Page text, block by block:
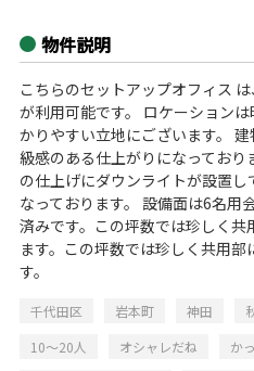
物件説明
こちらのセットアップオフィス
が利用可能です。 ロケーション
かりやすい立地にございます。
級感のある仕上がりになってお
の仕上げにダウンライトが設置
なっております。 設備面は6名用
済みです。この坪数では珍しく
ます。この坪数では珍しく共用
す。
千代田区 岩本町 神田
10～20人
オシャレだね
か